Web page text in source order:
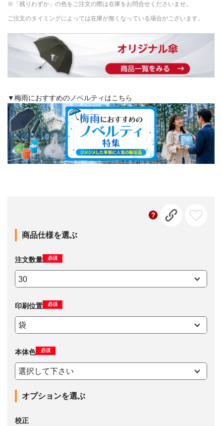
※「残りわずか」の色をご注文の際は在庫をお問合せくださいませ。
ご注文のタイミングによっては在庫が無くなっている場合がございます。
▼梅雨におすすめのノベルティはこちら
商品仕様を選ぶ
注文数量 必須
印刷位置 必須
本体色 必須
オプションを選ぶ
校正